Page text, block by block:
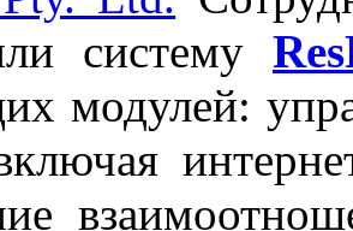
систему
модулей: